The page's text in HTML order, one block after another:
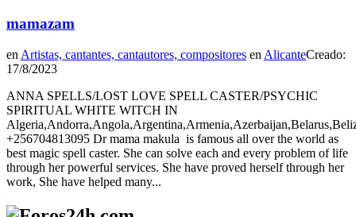
mamazam
en Artistas, cantantes, cantautores, compositores en AlicanteCreado:
17/8/2023
ANNA SPELLS/LOST LOVE SPELL CASTER/PSYCHIC
SPIRITUAL WHITE WITCH IN
+256704813095 Dr mama makula is famous all over the world as
best magic spell caster. She can solve each and every problem of life
through her powerful services. She have proved herself through her
work, She have helped many...